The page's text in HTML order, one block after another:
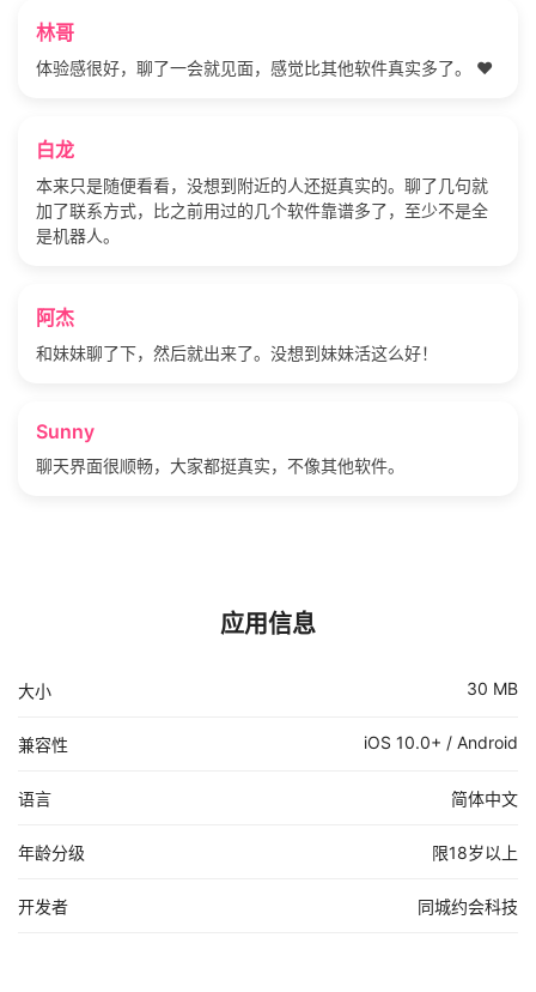
林哥
体验感很好，聊了一会就见面，感觉比其他软件真实多了。 ❤️
白龙
本来只是随便看看，没想到附近的人还挺真实的。聊了几句就
加了联系方式，比之前用过的几个软件靠谱多了，至少不是全
是机器人。
阿杰
和妹妹聊了下，然后就出来了。没想到妹妹活这么好！
Sunny
聊天界面很顺畅，大家都挺真实，不像其他软件。
应用信息
大小 30 MB
兼容性 iOS 10.0+ / Android
语言 简体中文
年龄分级 限18岁以上
开发者 同城约会科技